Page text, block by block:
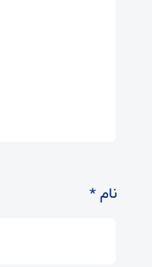
نام*